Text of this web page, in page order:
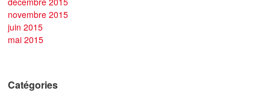
novembre 2015
juin 2015
mai 2015
Catégories